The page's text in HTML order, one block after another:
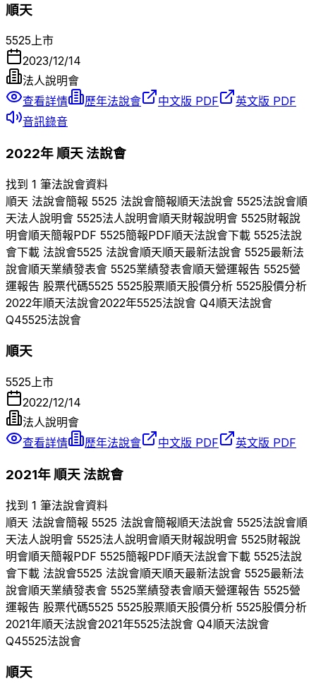
順天
5525上市
2023/12/14
法人說明會
查看詳情
歷年法說會 中文版 PDF
英文版 PDF
音訊錄音
2022年順天法說會
找到 1 筆法說會資料
順天 法說會簡報 5525 法說會簡報順天法說會 5525法說會順
天法人說明會 5525法人說明會順天財報說明會 5525財報說
明會順天簡報PDF 5525簡報PDF順天法說會下載 5525法說
會下載 法說會5525 法說會順天順天最新法說會 5525最新法
說會順天業績發表會 5525業績發表會順天營運報告 5525營
運報告 股票代碼5525 5525股票順天股價分析 5525股價分析
2022年順天法說會2022年5525法說會 Q4順天法說會
Q45525法說會
順天
5525上市
2022/12/14
法人說明會
查看詳情
歷年法說會 中文版 PDF 英文版 PDF
2021年順天法說會
找到 1 筆法說會資料
順天 法說會簡報 5525 法說會簡報順天法說會 5525法說會順
天法人說明會 5525法人說明會順天財報說明會 5525財報說
明會順天簡報PDF 5525簡報PDF順天法說會下載 5525法說
會下載 法說會5525 法說會順天順天最新法說會 5525最新法
說會順天業績發表會 5525業績發表會順天營運報告 5525營
運報告 股票代碼5525 5525股票順天股價分析 5525股價分析
2021年順天法說會2021年5525法說會 Q4順天法說會
Q45525法說會
順天